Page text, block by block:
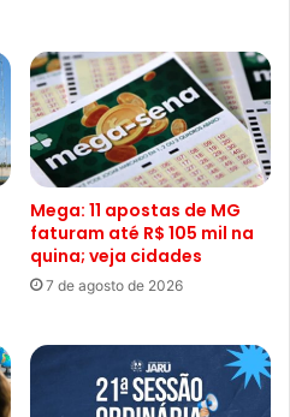
Mega: 11 apostas de MG
faturam até R$ 105 mil na
quina; veja cidades
7 de agosto de 2026